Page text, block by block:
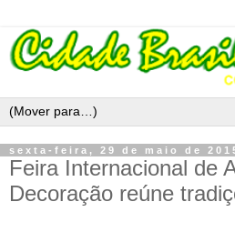
sexta-feira, 29 de maio de
Feira Internacional de
Decoração reúne